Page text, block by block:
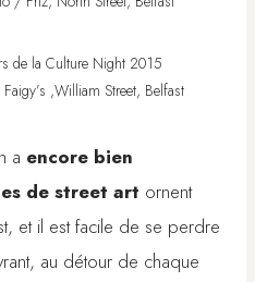
de la Culture Night 2015
,William Street, Belfast
a encore bien
de street art ornent
et il est facile de se perdre
au détour de chaque